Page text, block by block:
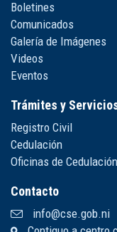
Boletines
Comunicados
Galería de Imágenes
Videos
Eventos
Trámites y
Registro Civil
Cedulación
Oficinas de Cedulación
Contacto
info@cse.gob.ni